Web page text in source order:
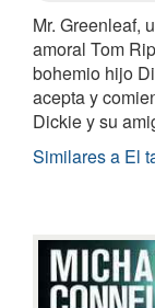
Mr. Greenleaf,
amoral Tom
bohemio hijo
acepta y
Dickie y su
Similares a El